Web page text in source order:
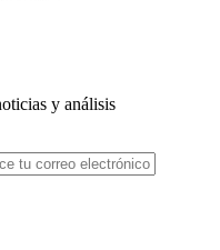
y análisis